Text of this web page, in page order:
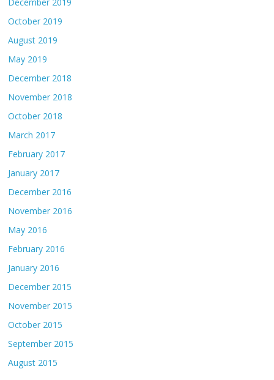
October 2019
August 2019
May 2019
December 2018
November 2018
October 2018
March 2017
February 2017
January 2017
December 2016
November 2016
May 2016
February 2016
January 2016
December 2015
November 2015
October 2015
September 2015
August 2015